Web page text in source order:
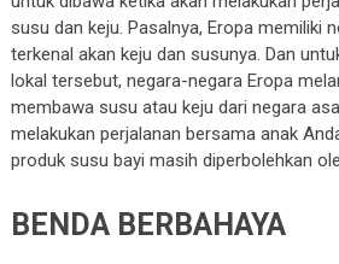
susu dan keju. Pasalnya, Eropa memiliki
terkenal akan keju dan susunya. Dan
lokal tersebut, negara-negara Eropa
membawa susu atau keju dari negara
melakukan perjalanan bersama anak
produk susu bayi masih diperbolehkan
BENDA BERBAHAYA